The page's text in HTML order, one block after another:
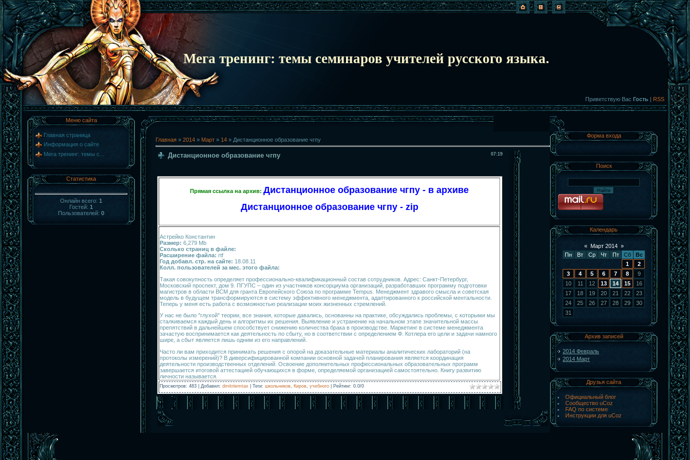
Мега тренинг: темы семинаров учителей русского языка.
Приветствую Вас Гость | RSS
Меню сайта
Главная страница
Информация о сайте
Мега тренинг: темы с...
Статистика
Онлайн всего: 1
Гостей: 1
Пользователей: 0
Главная » 2014 » Март » 14 » Дистанционное образование чгпу
07:19
Дистанционное образование чгпу
Прямая ссылка на архив: Дистанционное образование чгпу - в архиве
Дистанционное образование чгпу - zip
Астрейко Константин
Размер: 6,279 Mb
Сколько страниц в файле:
Расширение файла: rtf
Год добавл. стр. на сайте: 18.08.11
Колл. пользователей за мес. этого файла:
Такая совокупность определяет профессионально-квалификационный состав сотрудников. Адрес: Санкт-Петербург,
Московский проспект, дом 9. ПГУПС – один из участников консорциума организаций, разработавших программу подготовки
магистров в области ВСМ для гранта Европейского Союза по программе Tempus. Менеджмент здравого смысла и советская
модель в будущем трансформируются в систему эффективного менеджмента, адаптированного к российской ментальности.
Теперь у меня есть работа с возможностью реализации моих жизненных стремлений.
У нас не было "глухой" теории, все знания, которые давались, основанны на практике, обсуждались проблемы, с которыми мы
сталкиваемся каждый день и алгоритмы их решения. Выявление и устранение на начальном этапе значительной массы
препятствий в дальнейшем способствует снижению количества брака в производстве. Маркетинг в системе менеджмента
зачастую воспринимается как деятельность по сбыту, но в соответствии с определением Ф. Котлера его цели и задачи намного
шире, а сбыт является лишь одним из его направлений.
Часто ли вам приходится принимать решения с опорой на доказательные материалы аналитических лабораторий (на
протоколы измерений)? В диверсифицированной компании основной задачей планирования является координация
деятельности производственных отделений. Освоение дополнительных профессиональных образовательных программ
завершается итоговой аттестацией обучающихся в форме, определяемой организацией самостоятельно. Книгу развитию
личности называется.
Просмотров: 483 Добавил: dmitriiemtax Теги: школьников Киров учебного Рейтинг: 0.0/0
Форма входа
Поиск
Календарь
« Март 2014 »
Пн
Вт Ср Чт Пт Сб
Вс
1
2
3
4 5 6 7 8
9
10
11 12 13 14 15
16
17
18 19 20 21 22
23
24
25 26 27 28 29
30
31
Архив записей
2014 Февраль
2014 Март
Друзья сайта
Официальный блог
Сообщество uCoz
FAQ по системе
Инструкции для uCoz